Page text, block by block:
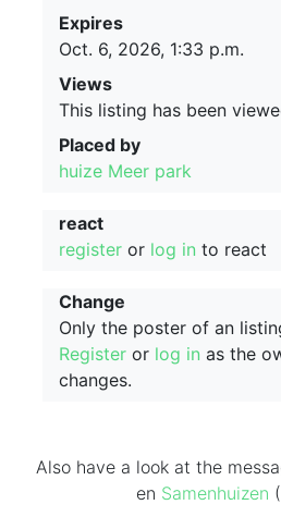
Expires
Oct. 6, 2026, 1:33 p.m.
Views
This listing has been
Placed by
huize Meer park
react
register or log in to react
Change
Only the poster of an
Register or log in as the
changes.
Also have a look at the
en Samenhuizen